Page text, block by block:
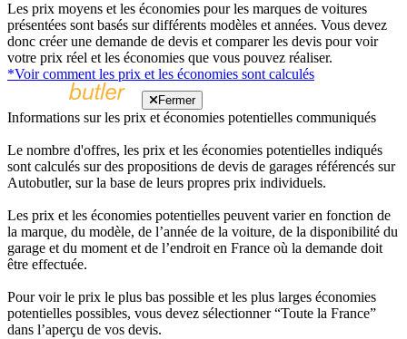
Les prix moyens et les économies pour les marques de voitures
présentées sont basés sur différents modèles et années. Vous devez
donc créer une demande de devis et comparer les devis pour voir
votre prix réel et les économies que vous pouvez réaliser.
*Voir comment les prix et les économies sont calculés
Fermer
Informations sur les prix et économies potentielles communiqués
Le nombre d'offres, les prix et les économies potentielles indiqués
sont calculés sur des propositions de devis de garages référencés sur
Autobutler, sur la base de leurs propres prix individuels.
Les prix et les économies potentielles peuvent varier en fonction de
la marque, du modèle, de l’année de la voiture, de la disponibilité du
garage et du moment et de l’endroit en France où la demande doit
être effectuée.
Pour voir le prix le plus bas possible et les plus larges économies
potentielles possibles, vous devez sélectionner “Toute la France”
dans l’aperçu de vos devis.